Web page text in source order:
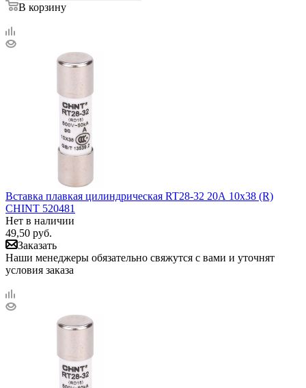
В корзину
Вставка плавкая цилиндрическая RT28-32 20А 10х38 (R)
CHINT 520481
Нет в наличии
49,50 руб.
Заказать
Наши менеджеры обязательно свяжутся с вами и уточнят
условия заказа